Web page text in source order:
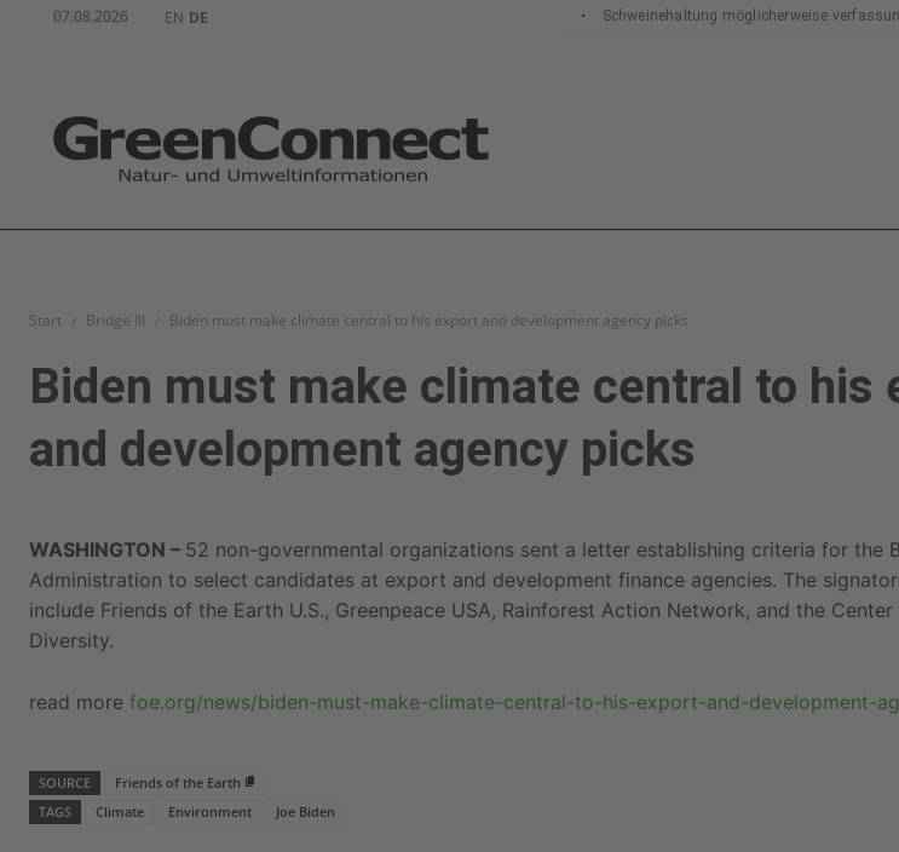
07.08.2026 EN DE
Schweinehaltung möglicherweise
Start Bridge III Biden must make climate central to his export and development agency picks
Biden must make climate central to his
and development agency picks
WASHINGTON – 52 non-governmental organizations sent a letter establishing criteria for the
Administration to select candidates at export and development finance agencies. The
include Friends of the Earth U.S., Greenpeace USA, Rainforest Action Network, and the
Diversity.
read more foe.org/news/biden-must-make-climate-central-to-his-export-and-development-
SOURCE
Friends of the Earth
TAGS
Climate Environment Joe Biden